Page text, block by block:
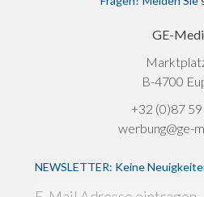
GE-
B-4700
+32 (0)87
werbung@ge-
NEWSLETTER: Keine